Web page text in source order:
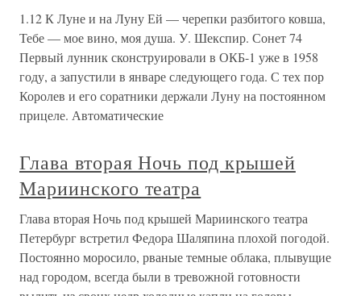
1.12 К Луне и на Луну Ей — черепки разбитого ковша,
Тебе — мое вино, моя душа. У. Шекспир. Сонет 74
Первый лунник сконструировали в ОКБ-1 уже в 1958
году, а запустили в январе следующего года. С тех пор
Королев и его соратники держали Луну на постоянном
прицеле. Автоматические
Глава вторая Ночь под крышей
Мариинского театра
Глава вторая Ночь под крышей Мариинского театра
Петербург встретил Федора Шаляпина плохой погодой.
Постоянно моросило, рваные темные облака, плывущие
над городом, всегда были в тревожной готовности